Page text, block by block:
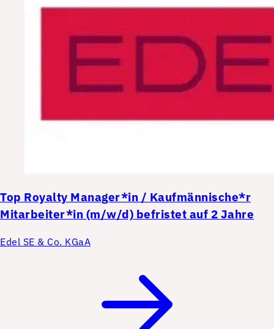
Top Royalty Manager*in / Kaufmännische*r
Mitarbeiter*in (m/w/d) befristet auf 2 Jahre
Edel SE & Co. KGaA